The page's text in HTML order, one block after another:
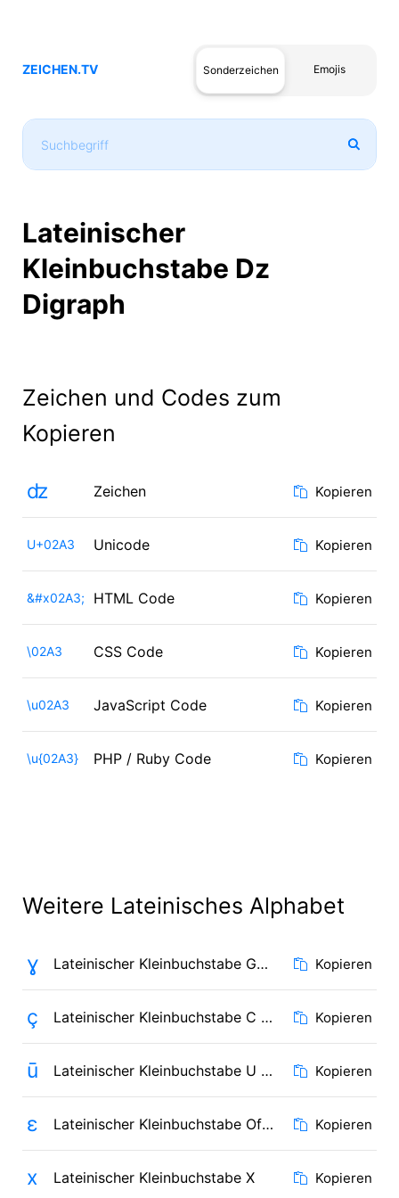
ZEICHEN.TV Sonderzeichen Emojis
Lateinischer
Kleinbuchstabe Dz
Digraph
Zeichen und Codes zum
Kopieren
ʣ Zeichen Kopieren
U+02A3 Unicode Kopieren
&#x02A3; HTML Code Kopieren
\02A3 CSS Code Kopieren
\u02A3 JavaScript Code Kopieren
\u{02A3} PHP / Ruby Code Kopieren
Weitere Lateinisches Alphabet
ɣ Lateinischer Kleinbuchstabe Gamma Kopieren
ç Lateinischer Kleinbuchstabe C mit Häkchen Kopieren
ū Lateinischer Kleinbuchstabe U mit Makron Kopieren
ɛ Lateinischer Kleinbuchstabe Offenes E Kopieren
x Lateinischer Kleinbuchstabe X Kopieren